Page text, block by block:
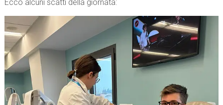
Ecco alcuni scatti della giornata: